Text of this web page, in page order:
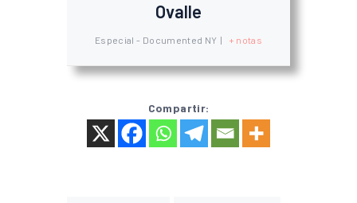
Ovalle
Especial - Documented NY | + notas
Compartir: